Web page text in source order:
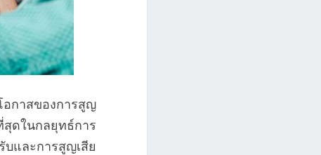
กาสของการสูญ
สุดในกลยุทธ์การ
และการสูญเสีย